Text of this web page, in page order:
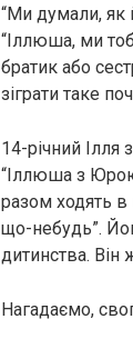
“Ми думали, як
“Іллюша, ми
братик або
зіграти таке
14-річний Ілля
“Іллюша з
разом ходять в
що-небудь”.
дитинства. Він
Нагадаємо,